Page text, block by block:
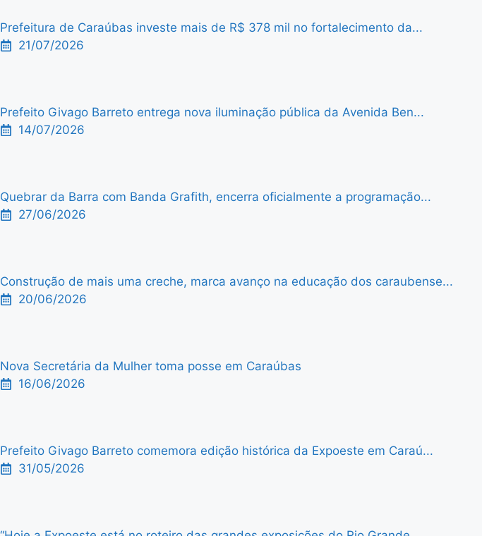
Prefeitura de Caraúbas investe mais de R$ 378 mil no fortalecimento da...
21/07/2026
Prefeito Givago Barreto entrega nova iluminação pública da Avenida Ben...
14/07/2026
Quebrar da Barra com Banda Grafith, encerra oficialmente a programação...
27/06/2026
Construção de mais uma creche, marca avanço na educação dos caraubense...
20/06/2026
Nova Secretária da Mulher toma posse em Caraúbas
16/06/2026
Prefeito Givago Barreto comemora edição histórica da Expoeste em Caraú...
31/05/2026